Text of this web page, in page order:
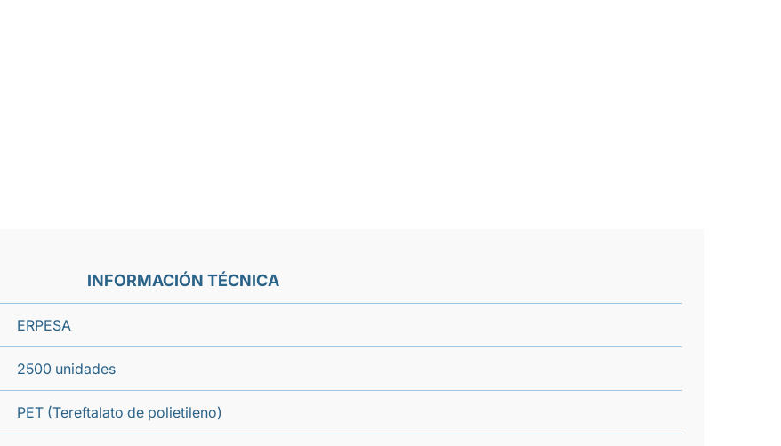
INFORMACIÓN TÉCNICA
ERPESA
2500 unidades
PET (Tereftalato de polietileno)